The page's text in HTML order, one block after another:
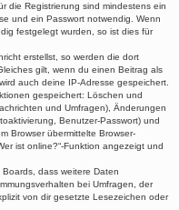
die Registrierung sind mindestens ein
und ein Passwort notwendig. Wenn
festgelegt wurden, so ist dies für
erstellst, so werden die dort
gilt, wenn du einen Beitrag als
auch deine IP-Adresse gespeichert.
gespeichert: Löschen und
und Umfragen), Änderungen
Benutzer-Passwort) und
Browser übermittelte Browser-
ist online?“-Funktion angezeigt und
dass weitere Daten
bei Umfragen, der
von dir gesetzte Lesezeichen oder